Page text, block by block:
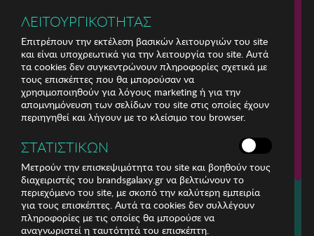
Για τηλεφωνικές παραγγελίες καλέστε
211 18 94 400
(Δευτέρα έως Παρασκευή 9:30 - 14:30 & 24ώρες Φωνητική Πύλη)
ΛΕΙΤΟΥΡΓΙΚΟΤΗΤΑΣ
Επιτρέπουν την εκτέλεση βασικών λειτουργιών του site
και είναι υποχρεωτικά για την λειτουργία του site. Αυτά
τα cookies δεν συγκεντρώνουν πληροφορίες σχετικά με
τους επισκέπτες που θα μπορούσαν να
χρησιμοποιηθούν για λόγους marketing ή για την
απομνημόνευση των σελίδων του site στις οποίες έχουν
περιηγηθεί και λήγουν με το κλείσιμο του browser.
ΣΤΑΤΙΣΤΙΚΩΝ
Μετρούν την επισκεψιμότητα του site και βοηθούν τους
διαχειριστές του brandsgalaxy.gr να βελτιώνουν το
περιεχόμενο του site, με σκοπό την καλύτερη εμπειρία
για τους επισκέπτες. Αυτά τα cookies δεν συλλέγουν
πληροφορίες με τις οποίες θα μπορούσε να
αναγνωριστεί η ταυτότητά του επισκέπτη.